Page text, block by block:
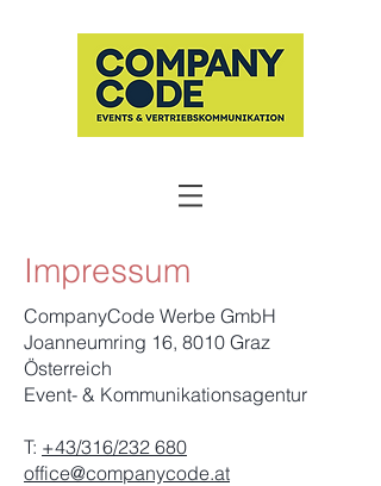
Impressum
CompanyCode Werbe GmbH
Joanneumring 16, 8010 Graz
Österreich
Event- & Kommunikationsagentur
T: +43/316/232 680
office@companycode.at